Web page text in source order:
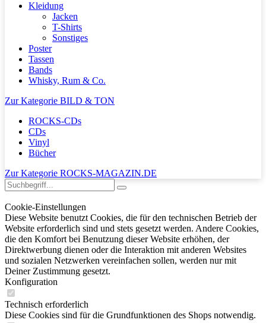
Kleidung
Jacken
T-Shirts
Sonstiges
Poster
Tassen
Bands
Whisky, Rum & Co.
Zur Kategorie BILD & TON
ROCKS-CDs
CDs
Vinyl
Bücher
Zur Kategorie ROCKS-MAGAZIN.DE
Cookie-Einstellungen
Diese Website benutzt Cookies, die für den technischen Betrieb der
Website erforderlich sind und stets gesetzt werden. Andere Cookies,
die den Komfort bei Benutzung dieser Website erhöhen, der
Direktwerbung dienen oder die Interaktion mit anderen Websites
und sozialen Netzwerken vereinfachen sollen, werden nur mit
Deiner Zustimmung gesetzt.
Konfiguration
Technisch erforderlich
Diese Cookies sind für die Grundfunktionen des Shops notwendig.